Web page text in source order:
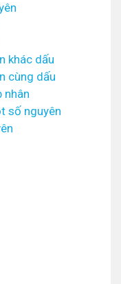
khác dấu
cùng dấu
nhân
số nguyên